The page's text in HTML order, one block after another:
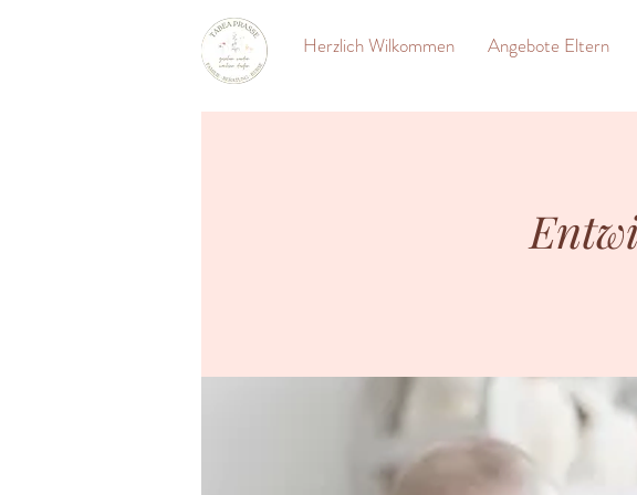
Herzlich Wilkommen Angebote Eltern